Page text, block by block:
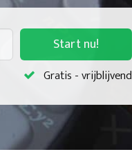
Start nu!
Gratis - vrijblijvend